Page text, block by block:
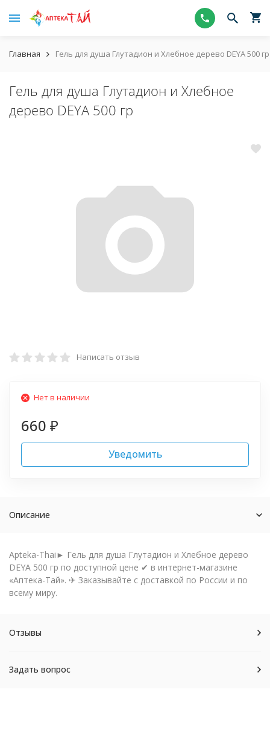
Главная Гель для душа Глутадион и Хлебное дерево DEYA 500 гр
Гель для душа Глутадион и Хлебное
дерево DEYA 500 гр
Написать отзыв
Нет в наличии
660 ₽
Уведомить
Описание
Apteka-Thai► Гель для душа Глутадион и Хлебное дерево
DEYA 500 гр по доступной цене ✔ в интернет-магазине
«Аптека-Тай». ✈ Заказывайте с доставкой по России и по
всему миру.
Отзывы
Задать вопрос